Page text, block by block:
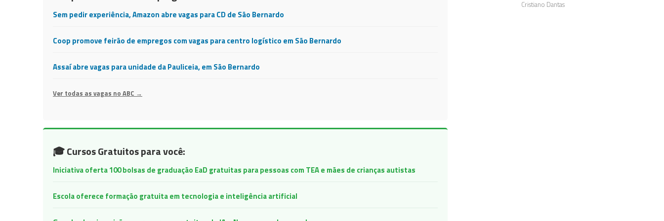
Sem pedir experiência, Amazon abre vagas para CD de São Bernardo
Coop promove feirão de empregos com vagas para centro logístico em São Bernardo
Assaí abre vagas para unidade da Pauliceia, em São Bernardo
Ver todas as vagas no ABC →
🎓 Cursos Gratuitos para você:
Iniciativa oferta 100 bolsas de graduação EaD gratuitas para pessoas com TEA e mães de crianças autistas
Escola oferece formação gratuita em tecnologia e inteligência artificial
Cristiano Dantas